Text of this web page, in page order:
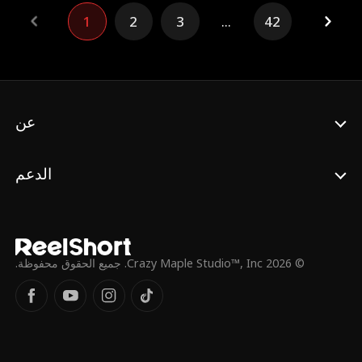
1 2 3 ... 42
عن
الدعم
© 2026 Crazy Maple Studio™, Inc. جميع الحقوق محفوظة.